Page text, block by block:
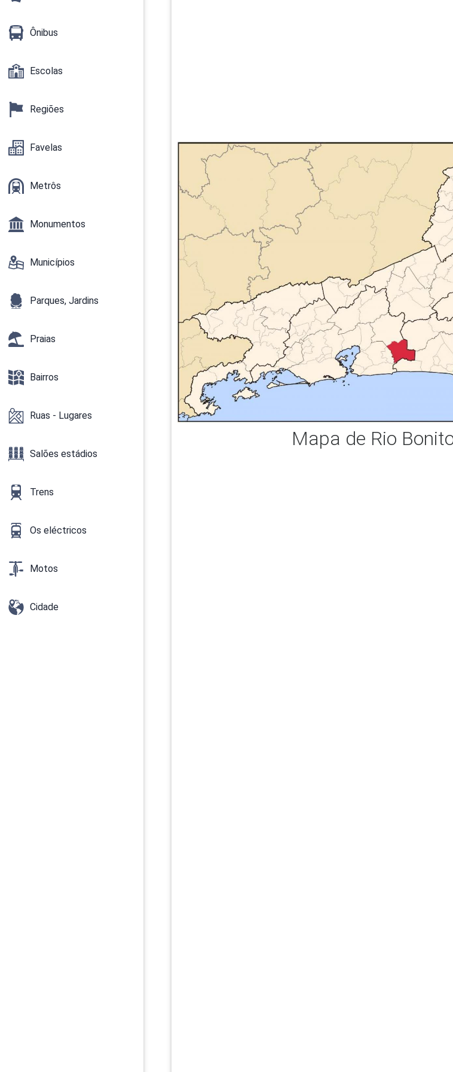
Ônibus
Escolas
Regiões
Favelas
Metrôs
Monumentos
Municípios
Parques, Jardins
Praias
Bairros
Ruas - Lugares
Salões estádios
Trens
Os eléctricos
Motos
Cidade
Mapa de Rio